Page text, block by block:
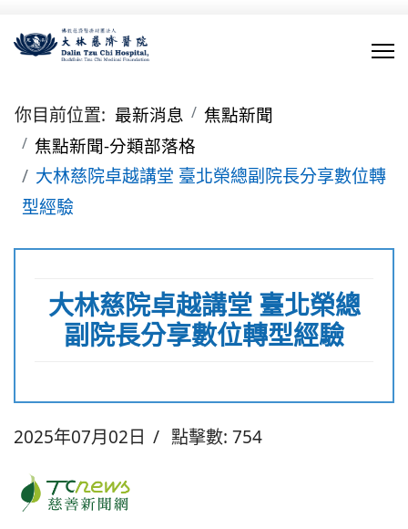
你目前位置: 最新消息
焦點新聞
焦點新聞-分類部落格
大林慈院卓越講堂 臺北榮總副院長分享數位轉
型經驗
大林慈院卓越講堂 臺北榮總
副院長分享數位轉型經驗
2025年07月02日 點擊數: 754